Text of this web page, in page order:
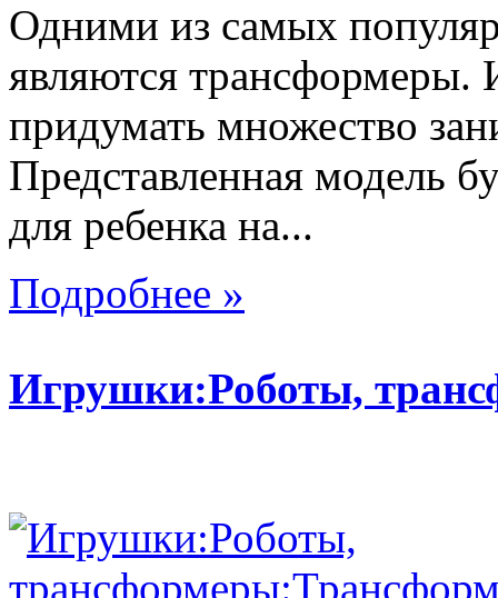
Одними из самых
являются
придумать множество
Представленная модель
для ребенка на...
Подробнее »
Игрушки:Роботы,